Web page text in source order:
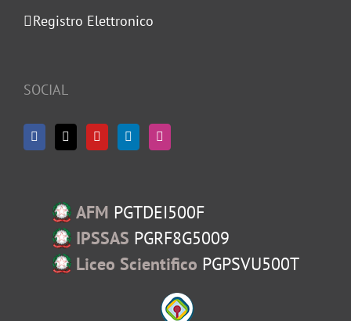
Registro Elettronico
SOCIAL
AFM PGTDEI500F
IPSSAS PGRF8G5009
Liceo Scientifico PGPSVU500T